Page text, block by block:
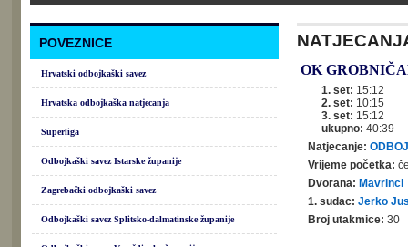
POVEZNICE
Hrvatski odbojkaški savez
Hrvatska odbojkaška natjecanja
Superliga
Odbojkaški savez Istarske županije
Zagrebački odbojkaški savez
Odbojkaški savez Splitsko-dalmatinske županije
OK
1. set: 15:12
2. set: 10:15
3. set: 15:12
ukupno: 40:39
Natjecanje:
Vrijeme početka:
Dvorana: Mavrinci
1. sudac: Jerko
Broj utakmice: 30